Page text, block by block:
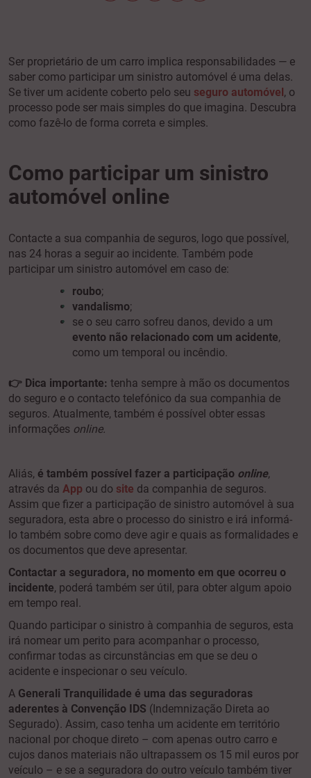
Ser proprietário de um carro implica responsabilidades — e
saber como participar um sinistro automóvel é uma delas.
Se tiver um acidente coberto pelo seu seguro automóvel , o
processo pode ser mais simples do que imagina. Descubra
como fazê-lo de forma correta e simples.
Como participar um sinistro
automóvel online
Contacte a sua companhia de seguros, logo que possível,
nas 24 horas a seguir ao incidente. Também pode
participar um sinistro automóvel em caso de:
roubo;
vandalismo;
se o seu carro sofreu danos, devido a um
evento não relacionado com um acidente,
como um temporal ou incêndio.
👉 Dica importante: tenha sempre à mão os documentos
do seguro e o contacto telefónico da sua companhia de
seguros. Atualmente, também é possível obter essas
informações online.
Aliás, é também possível fazer a participação online,
através da App ou do site da companhia de seguros.
Assim que fizer a participação de sinistro automóvel à sua
seguradora, esta abre o processo do sinistro e irá informá-
lo também sobre como deve agir e quais as formalidades e
os documentos que deve apresentar.
Contactar a seguradora, no momento em que ocorreu o
incidente, poderá também ser útil, para obter algum apoio
em tempo real.
Quando participar o sinistro à companhia de seguros, esta
irá nomear um perito para acompanhar o processo,
confirmar todas as circunstâncias em que se deu o
acidente e inspecionar o seu veículo.
A Generali Tranquilidade é uma das seguradoras
aderentes à Convenção IDS (Indemnização Direta ao
Segurado). Assim, caso tenha um acidente em território
nacional por choque direto – com apenas outro carro e
cujos danos materiais não ultrapassem os 15 mil euros por
veículo – e se a seguradora do outro veículo também tiver